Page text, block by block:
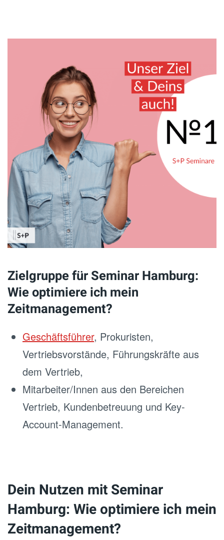
Zielgruppe für Seminar Hamburg:
Wie optimiere ich mein
Zeitmanagement?
Geschäftsführer, Prokuristen,
Vertriebsvorstände, Führungskräfte aus
dem Vertrieb,
Mitarbeiter/Innen aus den Bereichen
Vertrieb, Kundenbetreuung und Key-
Account-Management.
Dein Nutzen mit Seminar
Hamburg: Wie optimiere ich mein
Zeitmanagement?